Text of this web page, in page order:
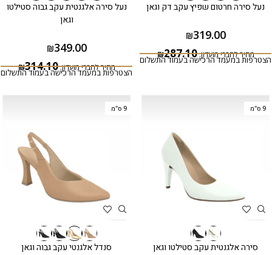
נעל סירה חרטום שפיץ עקב דק וגאן
₪319.00
מחיר לחברי מועדון: ₪287.10
הצטרפות במעמד הרכישה בעמוד התשלום
נעל סירה אלגנטית עקב גבוה סטילטו
וגאן
₪349.00
מחיר לחברי מועדון: ₪314.10
הצטרפות במעמד הרכישה בעמוד התשלום
9 ס"מ
סירה אלגנטית עקב סטילטו וגאן
9 ס"מ
סנדל אלגנטי עקב גבוה וגאן